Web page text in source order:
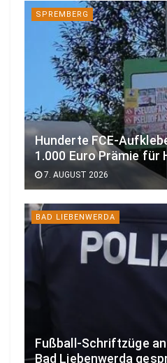
SPREMBERG
Hunderte FCE-
1.000 Euro Prämie für
7. AUGUST 2026
BAD LIEBENWERDA
Fußball-Schriftzüge
Bad Liebenwerda